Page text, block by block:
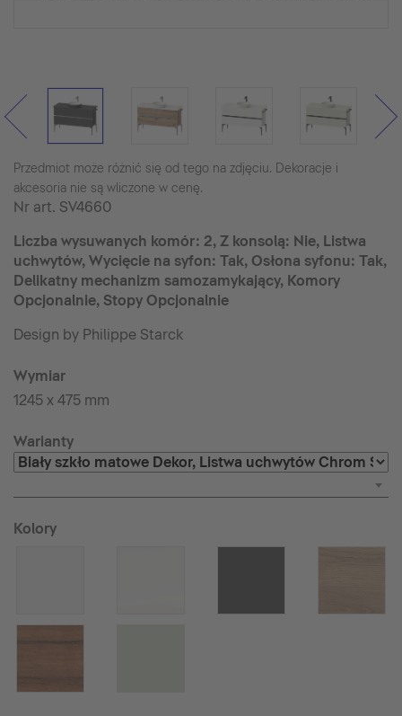
Przedmiot może różnić się od tego na zdjęciu. Dekoracje i
akcesoria nie są wliczone w cenę.
Nr art. SV4660
Liczba wysuwanych komór: 2, Z konsolą: Nie, Listwa
uchwytów, Wycięcie na syfon: Tak, Osłona syfonu: Tak,
Delikatny mechanizm samozamykający, Komory
Opcjonalnie, Stopy Opcjonalnie
Design by Philippe Starck
Wymiar
1245 x 475 mm
Warianty
Kolory